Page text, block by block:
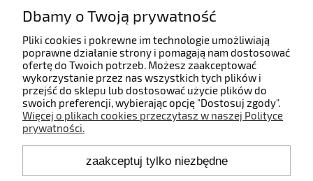
O nas
Kontakt
+48 660 808 853
Dbamy o Twoją prywatność
Pliki cookies i pokrewne im technologie umożliwiają
poprawne działanie strony i pomagają nam dostosować
ofertę do Twoich potrzeb. Możesz zaakceptować
wykorzystanie przez nas wszystkich tych plików i
przejść do sklepu lub dostosować użycie plików do
swoich preferencji, wybierając opcję "Dostosuj zgody".
Więcej o plikach cookies przeczytasz w naszej Polityce
prywatności.
zaakceptuj tylko niezbędne